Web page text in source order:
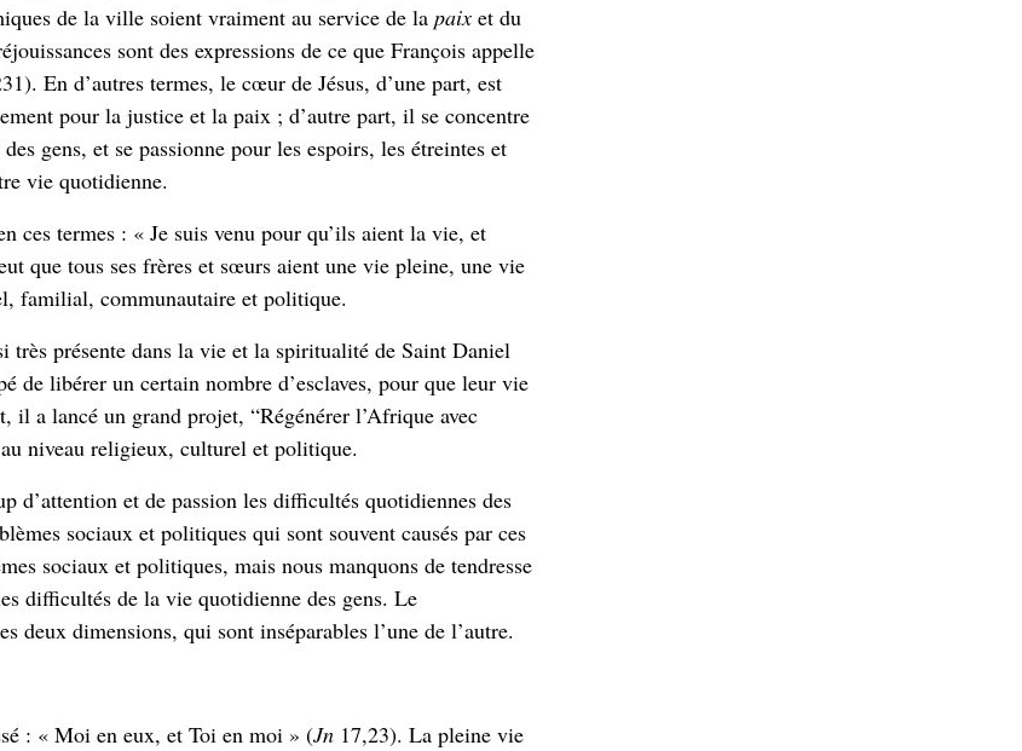
de la ville soient vraiment au service de la paix et du
sont des expressions de ce que François appelle
En d’autres termes, le cœur de Jésus, d’une part, est
pour la justice et la paix ; d’autre part, il se concentre
gens, et se passionne pour les espoirs, les étreintes et
vie quotidienne.
ces termes : « Je suis venu pour qu’ils aient la vie, et
que tous ses frères et sœurs aient une vie pleine, une vie
familial, communautaire et politique.
présente dans la vie et la spiritualité de Saint Daniel
de libérer un certain nombre d’esclaves, pour que leur vie
il a lancé un grand projet, “Régénérer l’Afrique avec
niveau religieux, culturel et politique.
d’attention et de passion les difficultés quotidiennes des
sociaux et politiques qui sont souvent causés par ces
sociaux et politiques, mais nous manquons de tendresse
difficultés de la vie quotidienne des gens. Le
dimensions, qui sont inséparables l’une de l’autre.
: « Moi en eux, et Toi en moi » (Jn 17,23). La pleine vie